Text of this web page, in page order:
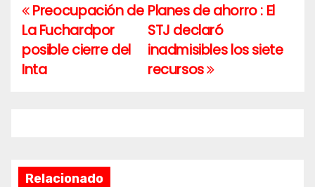
Navegación
de
entradas
Planes de ahorro : El
STJ declaró
inadmisibles los siete
recursos
Preocupación de
La Fuchardpor
posible cierre del
Inta
Relacionado